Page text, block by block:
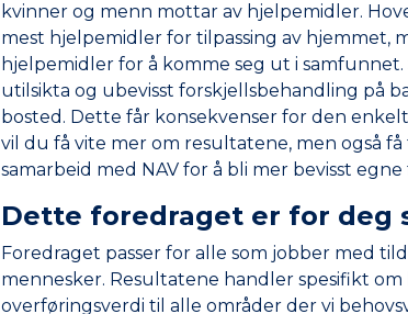
kvinner og menn mottar av hjelpemidler.
mest hjelpemidler for tilpassing av hjemmet,
hjelpemidler for å komme seg ut i
utilsikta og ubevisst forskjellsbehandling på
bosted. Dette får konsekvenser for den
vil du få vite mer om resultatene, men også
samarbeid med NAV for å bli mer bevisst
Dette foredraget er for deg
Foredraget passer for alle som jobber med
mennesker. Resultatene handler spesifikt
overføringsverdi til alle områder der vi